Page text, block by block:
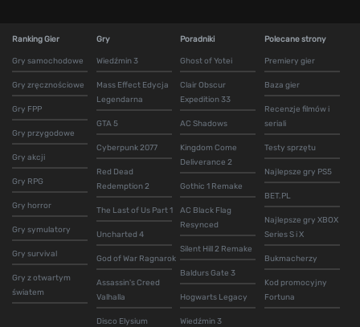
Ranking Gier
Gry samochodowe
Gry zręcznościowe
Gry FPP
Gry przygodowe
Gry akcji
Gry RPG
Gry horror
Gry symulatory
Gry survival
Gry z otwartym
światem
Gry
Wiedźmin 3
Mass Effect Edycja
Legendarna
GTA 5
Cyberpunk 2077
Red Dead
Redemption 2
The Last of Us Part 1
Uncharted 4
God of War Ragnarok
Assassin's Creed
Valhalla
Disco Elysium
Poradniki
Ghost of Yotei
Clair Obscur
Expedition 33
AC Shadows
Kingdom Come
Deliverance 2
Gothic 1 Remake
AC Black Flag
Resynced
Silent Hill 2 Remake
Baldurs Gate 3
Hogwarts Legacy
Wiedźmin 3
Polecane strony
Premiery gier
Baza gier
Recenzje filmów i
seriali
Testy sprzętu
Najlepsze gry PS5
BET.PL
Najlepsze gry XBOX
Series S i X
Bukmacherzy
Kod promocyjny
Fortuna